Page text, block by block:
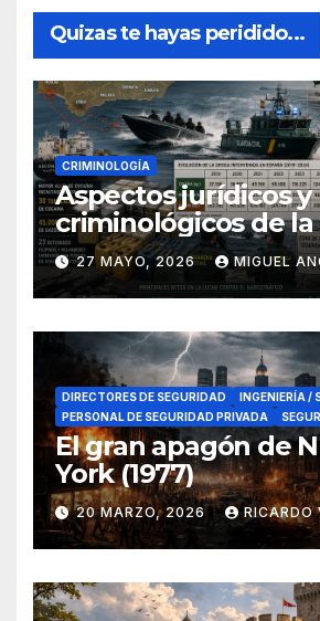
Quizas te hayas peridido...
CRIMINOLOGÍA
Aspectos jurídicos y
criminológicos de
lucha contra el
en el sur de España
27 MAYO, 2026 MIGUEL
DIRECTORES DE SEGURIDAD
INGENIERÍA /
PERSONAL DE SEGURIDAD PRIVADA
El gran apagón de
York (1977)
20 MARZO, 2026 RICARDO